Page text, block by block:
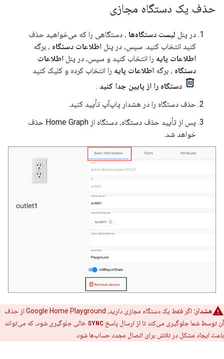
حذف یک دستگاه مجازی
در پنل لیست دستگاه‌ها ، دستگاهی را که می‌خواهید حذف
کنید انتخاب کنید. سپس، در پنل اطلاعات دستگاه ، برگه
اطلاعات پایه را انتخاب کنید و سپس، در پنل اطلاعات
دستگاه ، برگه اطلاعات پایه را انتخاب کرده و کلیک کنید
دستگاه را از پایین جدا کنید .
حذف دستگاه را در هشدار پاپ‌آپ تأیید کنید.
پس از تأیید حذف دستگاه، دستگاه از Home Graph حذف
خواهد شد.
هشدار: اگر فقط یک دستگاه مجازی دارید، Google Home Playground از حذف
آن توسط شما جلوگیری می‌کند تا از ارسال پاسخSYNC خالی جلوگیری شود، که می‌تواند
باعث ایجاد مشکل در تلاش برای اتصال مجدد حساب‌ها شود.